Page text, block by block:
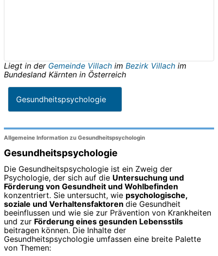
Liegt in der Gemeinde Villach im Bezirk Villach im
Bundesland Kärnten in Österreich
Gesundheitspsychologie
Allgemeine Information zu Gesundheitspsychologin
Gesundheitspsychologie
Die Gesundheitspsychologie ist ein Zweig der
Psychologie, der sich auf die Untersuchung und
Förderung von Gesundheit und Wohlbefinden
konzentriert. Sie untersucht, wie psychologische,
soziale und Verhaltensfaktoren die Gesundheit
beeinflussen und wie sie zur Prävention von Krankheiten
und zur Förderung eines gesunden Lebensstils
beitragen können. Die Inhalte der
Gesundheitspsychologie umfassen eine breite Palette
von Themen: